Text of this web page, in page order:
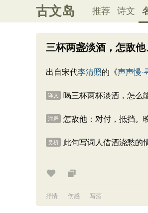
古文岛 推荐 诗文
三杯两盏淡酒，怎敌他
出自宋代李清照的《声声慢·
译文 喝三杯两杯淡酒，怎么
注释 怎敌他：对付，抵挡。
赏析 此句写词人借酒浇愁的
抒情 伤感 写酒